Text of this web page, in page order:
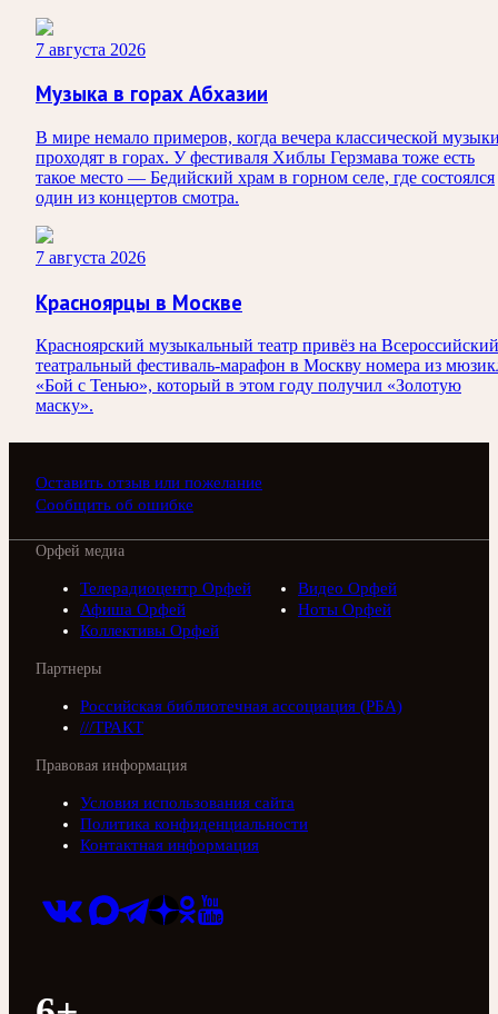
7 августа 2026
Музыка в горах Абхазии
В мире немало примеров, когда вечера классической
проходят в горах. У фестиваля Хиблы Герзмава тоже есть
такое место — Бедийский храм в горном селе, где состоялся
один из концертов смотра.
7 августа 2026
Красноярцы в Москве
Красноярский музыкальный театр привёз на Всероссийский
театральный фестиваль-марафон в Москву номера из
«Бой с Тенью», который в этом году получил «Золотую
маску».
Оставить отзыв или пожелание
Сообщить об ошибке
Орфей медиа
Телерадиоцентр Орфей
Видео Орфей
Афиша Орфей
Ноты Орфей
Коллективы Орфей
Партнеры
Российская библиотечная ассоциация (РБА)
///ТРАКТ
Правовая информация
Условия использования сайта
Политика конфиденциальности
Контактная информация